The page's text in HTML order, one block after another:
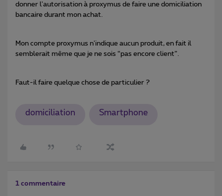
donner l'autorisation à proxymus de faire une domiciliation
bancaire durant mon achat.
Mon compte proxymus n'indique aucun produit, en fait il
semblerait même que je ne sois “pas encore client”.
Faut-il faire quelque chose de particulier ?
domiciliation Smartphone
1 commentaire